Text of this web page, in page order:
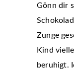
Gönn dir
Zunge
Kind
beruhigt.